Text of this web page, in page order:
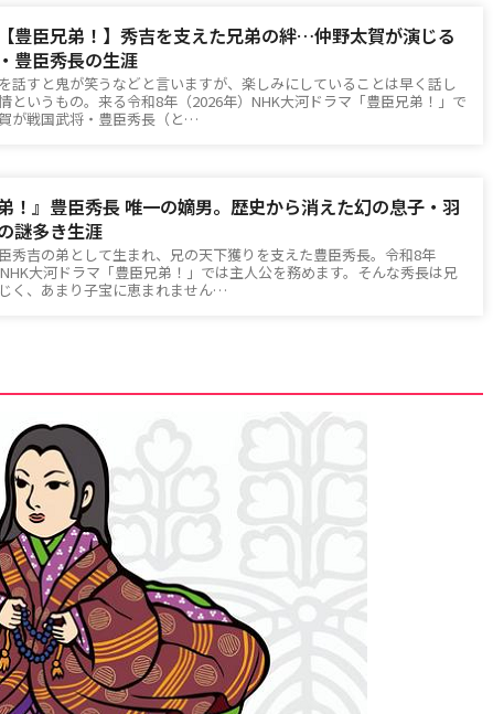
豊臣兄弟！】秀吉を支えた兄弟の絆…仲野太賀が演じる
豊臣秀長の生涯
話すと鬼が笑うなどと言いますが、楽しみにしていることは早く話し
というもの。来る令和8年（2026年）NHK大河ドラマ「豊臣兄弟！」で
が戦国武将・豊臣秀長（と…
弟！』豊臣秀長 唯一の嫡男。歴史から消えた幻の息子・羽
謎多き生涯
秀吉の弟として生まれ、兄の天下獲りを支えた豊臣秀長。令和8年
NHK大河ドラマ「豊臣兄弟！」では主人公を務めます。そんな秀長は兄
く、あまり子宝に恵まれません…